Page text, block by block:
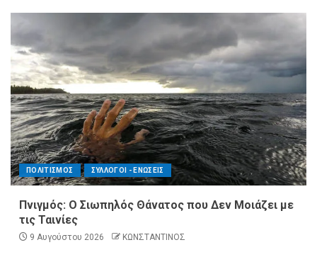
ΠΟΛΙΤΙΣΜΟΣ ΣΥΛΛΟΓΟΙ - ΕΝΩΣΕΙΣ
Πνιγμός: Ο Σιωπηλός Θάνατος που Δεν Μοιάζει με
τις Ταινίες
9 Αυγούστου 2026 ΚΩΝΣΤΑΝΤΙΝΟΣ